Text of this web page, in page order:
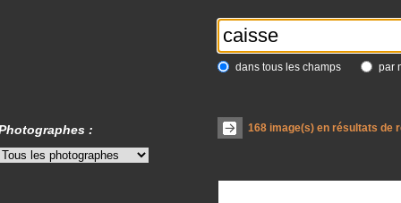
dans tous les champs par
168image(s) en résultats de
: